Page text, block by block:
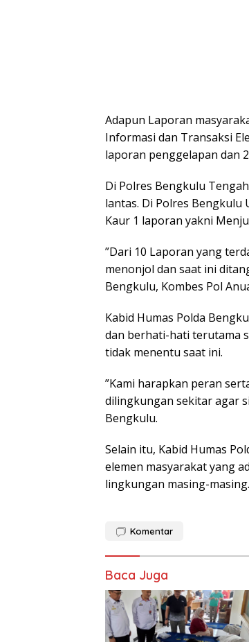
Adapun Laporan
Informasi dan Transaksi
laporan penggelapan dan
Di Polres Bengkulu
lantas. Di Polres Bengkulu
Kaur 1 laporan yakni
”Dari 10 Laporan yang
menonjol dan saat ini
Bengkulu, Kombes Pol
Kabid Humas Polda
dan berhati-hati terutama
tidak menentu saat ini.
”Kami harapkan peran
dilingkungan sekitar agar
Bengkulu.
Selain itu, Kabid Humas
elemen masyarakat yang
lingkungan masing-masing.
Komentar
Baca Juga